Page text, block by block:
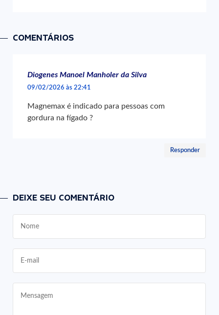
COMENTÁRIOS
Diogenes Manoel Manholer da Silva
09/02/2026 às 22:41
Magnemax é indicado para pessoas com
gordura na fígado ?
Responder
DEIXE SEU COMENTÁRIO